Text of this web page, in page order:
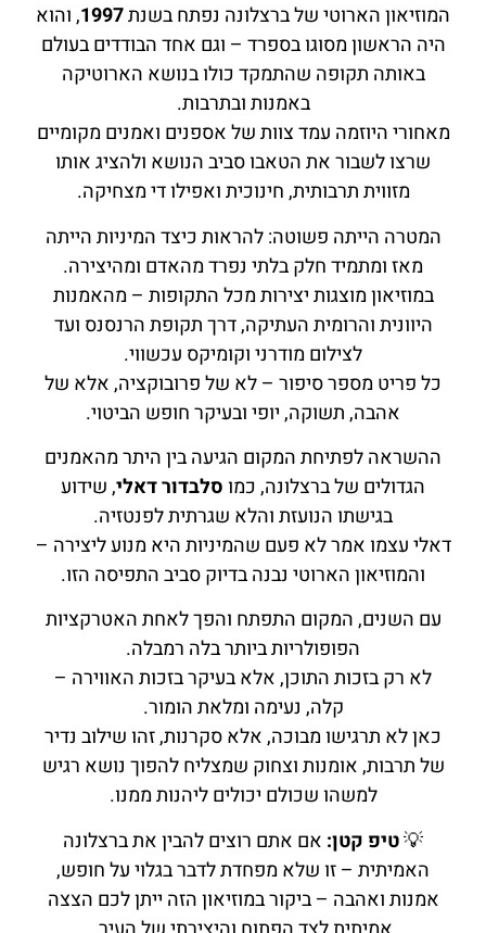
המוזיאון הארוטי של ברצלונה נפתח בשנת1997, והוא
היה הראשון מסוגו בספרד – וגם אחד הבודדים בעולם
באותה תקופה שהתמקד כולו בנושא הארוטיקה
באמנות ובתרבות.
מאחורי היוזמה עמד צוות של אספנים ואמנים מקומיים
שרצו לשבור את הטאבו סביב הנושא ולהציג אותו
מזווית תרבותית, חינוכית ואפילו די מצחיקה.
המטרה הייתה פשוטה: להראות כיצד המיניות הייתה
מאז ומתמיד חלק בלתי נפרד מהאדם ומהיצירה.
במוזיאון מוצגות יצירות מכל התקופות – מהאמנות
היוונית והרומית העתיקה, דרך תקופת הרנסנס ועד
לצילום מודרני וקומיקס עכשווי.
כל פריט מספר סיפור – לא של פרובוקציה, אלא של
אהבה, תשוקה, יופי ובעיקר חופש הביטוי.
ההשראה לפתיחת המקום הגיעה בין היתר מהאמנים
הגדולים של ברצלונה, כמוסלבדור דאלי, שידוע
בגישתו הנועזת והלא שגרתית לפנטזיה.
דאלי עצמו אמר לא פעם שהמיניות היא מנוע ליצירה –
והמוזיאון הארוטי נבנה בדיוק סביב התפיסה הזו.
עם השנים, המקום התפתח והפך לאחת האטרקציות
הפופולריות ביותר בלה רמבלה.
לא רק בזכות התוכן, אלא בעיקר בזכות האווירה –
קלה, נעימה ומלאת הומור.
כאן לא תרגישו מבוכה, אלא סקרנות, זהו שילוב נדיר
של תרבות, אומנות וצחוק שמצליח להפוך נושא רגיש
למשהו שכולם יכולים ליהנות ממנו.
💡טיפ קטן: אם אתם רוצים להבין את ברצלונה
האמיתית – זו שלא מפחדת לדבר בגלוי על חופש,
אמנות ואהבה – ביקור במוזיאון הזה ייתן לכם הצצה